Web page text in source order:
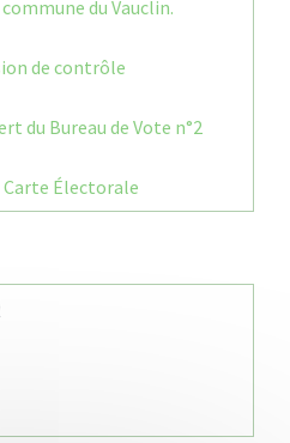
du Vauclin.
de contrôle
du Bureau de Vote n°2
Électorale